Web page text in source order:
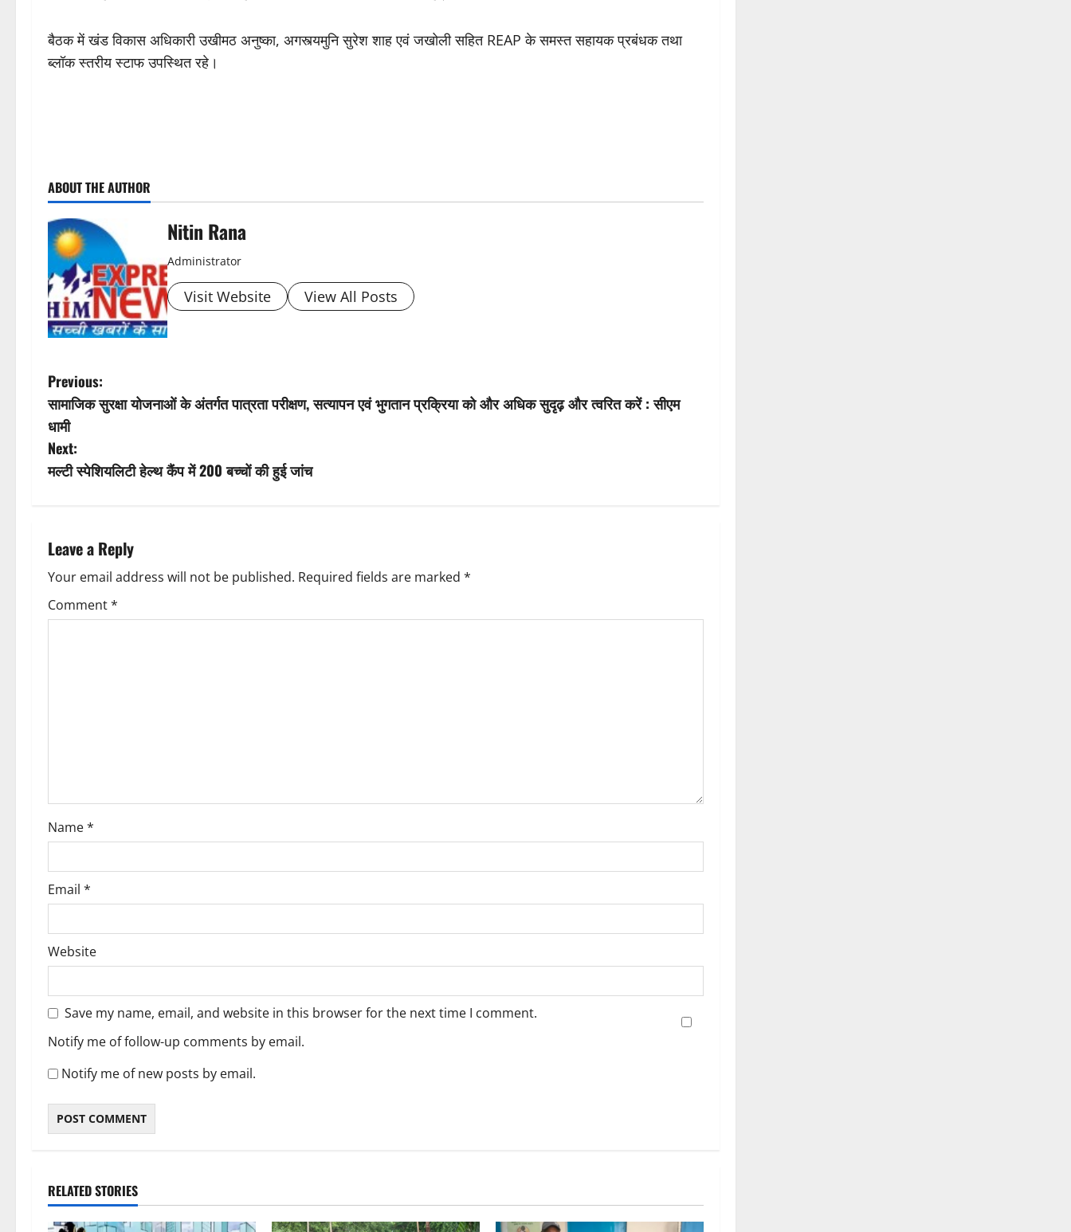
बैठक में खंड विकास अधिकारी उखीमठ अनुष्का, अगस्त्यमुनि सुरेश शाह एवं जखोली सहित REAP के समस्त सहायक प्रबंधक तथा
ब्लॉक स्तरीय स्टाफ उपस्थित रहे।
o
s
t
n
a
v
i
g
a
i
o
n
ABOUT THE AUTHOR
Nitin Rana
Administrator
Visit Website View All Posts
P
o
s
t
a
v
i
n
Previous:
सामाजिक सुरक्षा योजनाओं के अंतर्गत पात्रता परीक्षण, सत्यापन एवं भुगतान प्रक्रिया को और अधिक सुदृढ़ और त्वरित करें : सीएम
धामी
Next:
मल्टी स्पेशियलिटी हेल्थ कैंप में 200 बच्चों की हुई जांच
Leave a Reply
Your email address will not be published. Required fields are marked *
Comment*
Name*
Email *
Website
Save my name, email, and website in this browser for the next time I comment.
Notify me of follow-up comments by email.
Notify me of new posts by email.
RELATED STORIES